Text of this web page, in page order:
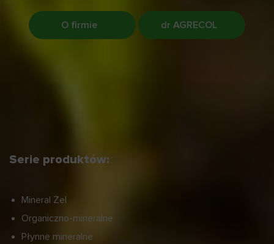
O firmie dr AGRECOL
Serie produktów:
Mineral Żel
Organiczno-mineralne
Płynne mineralne